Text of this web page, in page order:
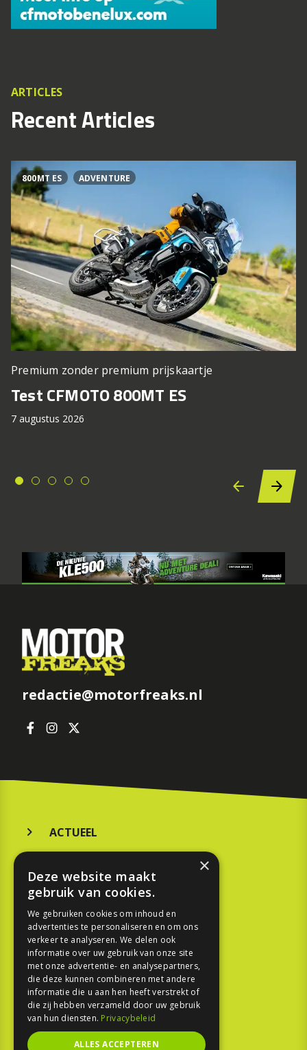
ARTICLES
Recent Articles
800MT ES ADVENTURE
Premium zonder premium prijskaartje
Test CFMOTO 800MT ES
7 augustus 2026
redactie@motorfreaks.nl
ACTUEEL
KOOPGIDS
TESTEN
SPORT
REPORTAGE
TOUREN
NIEUWSBRIEF
×
Deze website maakt
gebruik van cookies.
We gebruiken cookies om inhoud en
advertenties te personaliseren en om ons
verkeer te analyseren. We delen ook
informatie over uw gebruik van onze site
met onze advertentie- en analysepartners,
die deze kunnen combineren met andere
informatie die u aan hen heeft verstrekt of
die zij hebben verzameld door uw gebruik
van hun diensten. Privacybeleid
ALLES ACCEPTEREN